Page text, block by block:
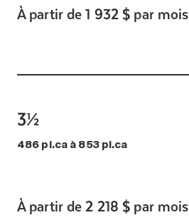
À partir de 1 932 $ par mois
3½
486 pi.ca à 853 pi.ca
À partir de 2 218 $ par mois